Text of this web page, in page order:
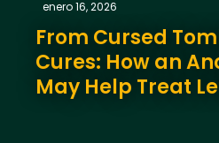
enero 16, 2026
From Cursed
Cures: How an
May Help Treat